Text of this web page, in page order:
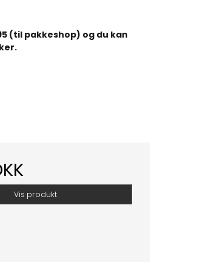
(til pakkeshop) og du kan
Vis produkt